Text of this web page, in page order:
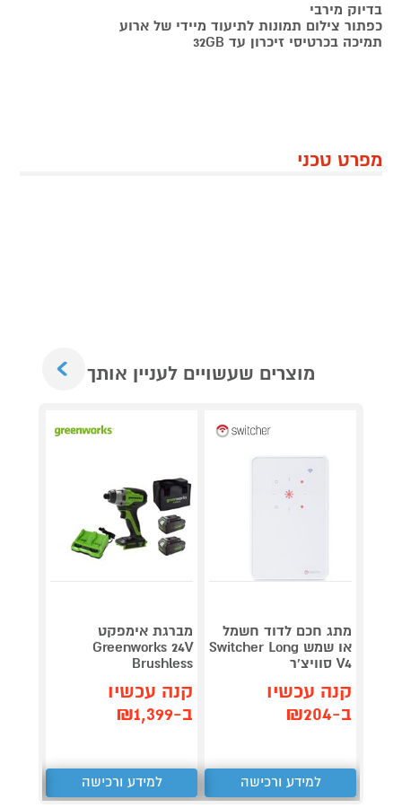
בדיוק מירבי
כפתור צילום תמונות לתיעוד מיידי של ארוע
תמיכה בכרטיסי זיכרון עד 32GB
מפרט טכני
מוצרים שעשויים לעניין אותך
מתג חכם לדוד חשמל
או שמש Switcher Long
V4 סוויצ'ר
קנה עכשיו
ב-₪204
למידע ורכישה
מברגת אימפקט
Greenworks 24V
Brushless
קנה עכשיו
ב-₪1,399
למידע ורכישה